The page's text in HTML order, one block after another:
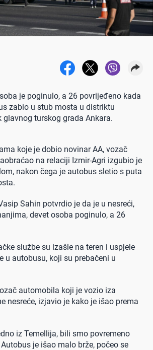
je poginulo, a 26 povrijeđeno kada
zabio u stub mosta u distriktu
glavnog turskog grada Ankara.
koje je dobio novinar AA, vozač
na relaciji Izmir-Agri izgubio je
nakon čega je autobus sletio s puta
Sahin potvrdio je da je u nesreći,
devet osoba poginulo, a 26
službe su izašle na teren i uspjele
u autobusu, koji su prebačeni u
automobila koji je vozio iza
nesreće, izjavio je kako je išao prema
iz Temellija, bili smo povremeno
je išao malo brže, počeo se